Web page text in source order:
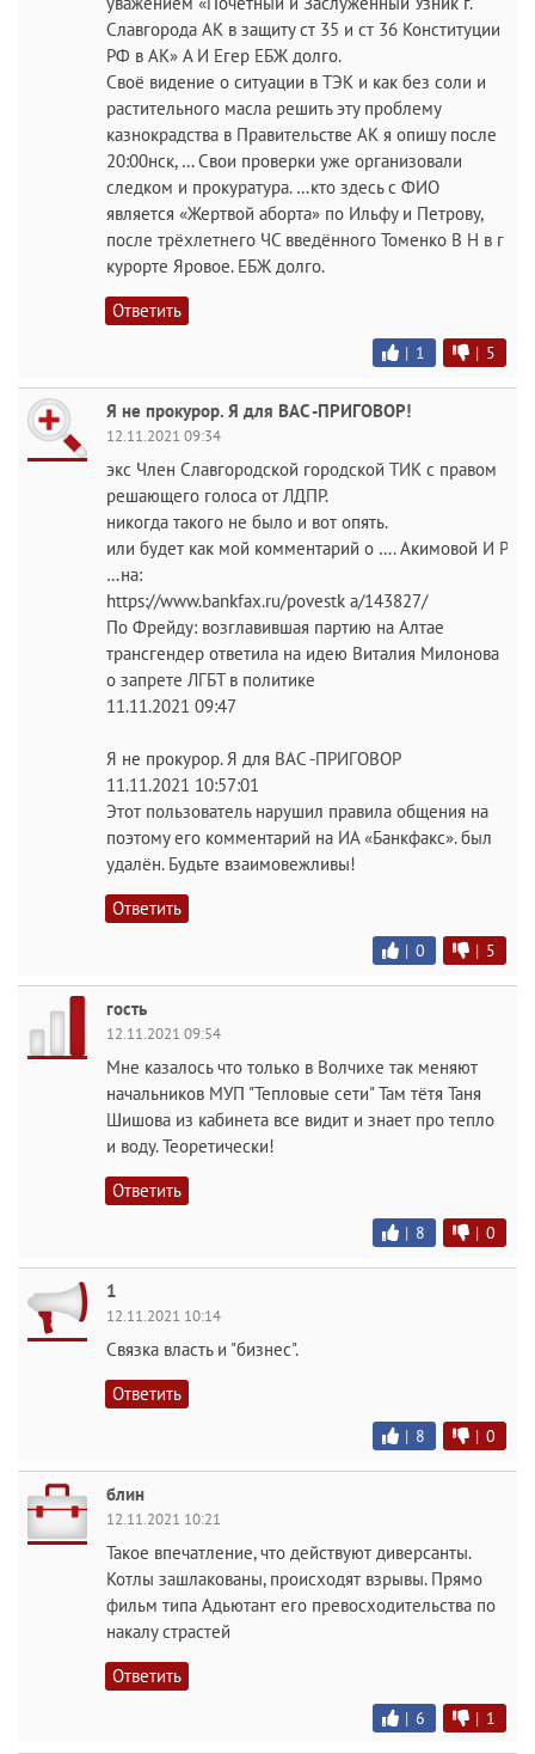
Славгорода АК в защиту ст 35 и ст 36 Конституции
РФ в АК» А И Егер ЕБЖ долго.
Своё видение о ситуации в ТЭК и как без соли и
растительного масла решить эту проблему
казнокрадства в Правительстве АК я опишу после
20:00нск, … Свои проверки уже организовали
следком и прокуратура. …кто здесь с ФИО
является «Жертвой аборта» по Ильфу и Петрову,
после трёхлетнего ЧС введённого Томенко В Н в г
курорте Яровое. ЕБЖ долго.
Ответить
| 1 | 5
Я не прокурор. Я для ВАС -ПРИГОВОР!
12.11.2021 09:34
экс Член Славгородской городской ТИК с правом
решающего голоса от ЛДПР.
никогда такого не было и вот опять.
или будет как мой комментарий о …. Акимовой И Р
…на:
https://www.bankfax.ru/povestk a/143827/
По Фрейду: возглавившая партию на Алтае
трансгендер ответила на идею Виталия Милонова
о запрете ЛГБТ в политике
11.11.2021 09:47
Я не прокурор. Я для ВАС -ПРИГОВОР
11.11.2021 10:57:01
Этот пользователь нарушил правила общения на
поэтому его комментарий на ИА «Банкфакс». был
удалён. Будьте взаимовежливы!
Ответить
| 0 | 5
гость
12.11.2021 09:54
Мне казалось что только в Волчихе так меняют
начальников МУП "Тепловые сети" Там тётя Таня
Шишова из кабинета все видит и знает про тепло
и воду. Теоретически!
Ответить
| 8 | 0
1
12.11.2021 10:14
Связка власть и "бизнес".
Ответить
| 8 | 0
блин
12.11.2021 10:21
Такое впечатление, что действуют диверсанты.
Котлы зашлакованы, происходят взрывы. Прямо
фильм типа Адьютант его превосходительства по
накалу страстей
Ответить
| 6 | 1